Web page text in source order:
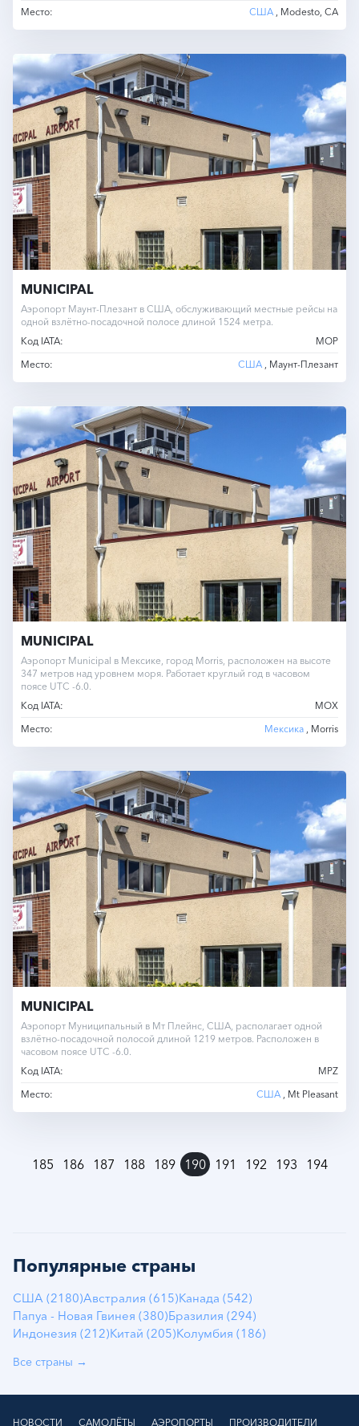
Место:
США , Modesto, CA
MUNICIPAL
Аэропорт Маунт-Плезант в США, обслуживающий местные рейсы на
одной взлётно-посадочной полосе длиной 1524 метра.
Код IATA:
MOP
Место:
США , Маунт-Плезант
MUNICIPAL
Аэропорт Municipal в Мексике, город Morris, расположен на высоте
347 метров над уровнем моря. Работает круглый год в часовом
поясе UTC -6.0.
Код IATA:
MOX
Место:
Мексика , Morris
MUNICIPAL
Аэропорт Муниципальный в Мт Плейнс, США, располагает одной
взлётно-посадочной полосой длиной 1219 метров. Расположен в
часовом поясе UTC -6.0.
Код IATA:
MPZ
Место:
США , Mt Pleasant
185 186 187 188 189 190 191 192 193 194
Популярные страны
США (2180)Австралия (615)Канада (542)
Папуа - Новая Гвинея (380)Бразилия (294)
Индонезия (212)Китай (205)Колумбия (186)
Все страны →
НОВОСТИ САМОЛЁТЫ АЭРОПОРТЫ ПРОИЗВОДИТЕЛИ